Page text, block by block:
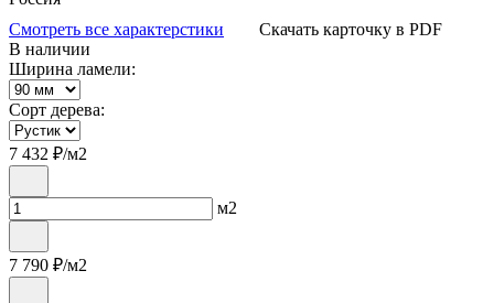
Смотреть все характерстики
Скачать карточку в PDF
В наличии
Ширина ламели:
Сорт дерева:
7 432 ₽/м2
м2
7 790 ₽/м2